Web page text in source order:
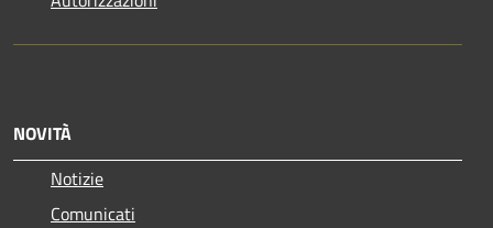
NOVITÀ
Notizie
Comunicati